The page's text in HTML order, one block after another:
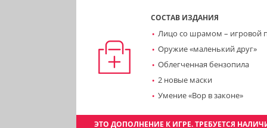
СОСТАВ ИЗДАНИЯ
Лицо со шрамом – игровой
Оружие «маленький друг»
Облегченная бензопила
2 новые маски
Умение «Вор в законе»
ЭТО ДОПОЛНЕНИЕ К ИГРЕ. ТРЕБУЕТСЯ